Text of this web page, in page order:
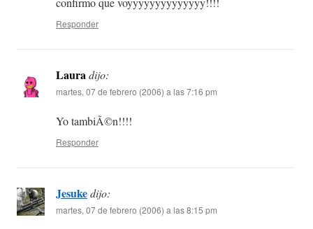
Responder
Lauradijo:
martes, 07 de febrero (2006) a las 7:16 pm
Yo tambiÃ©n!!!!
Responder
Jesukedijo:
martes, 07 de febrero (2006) a las 8:15 pm